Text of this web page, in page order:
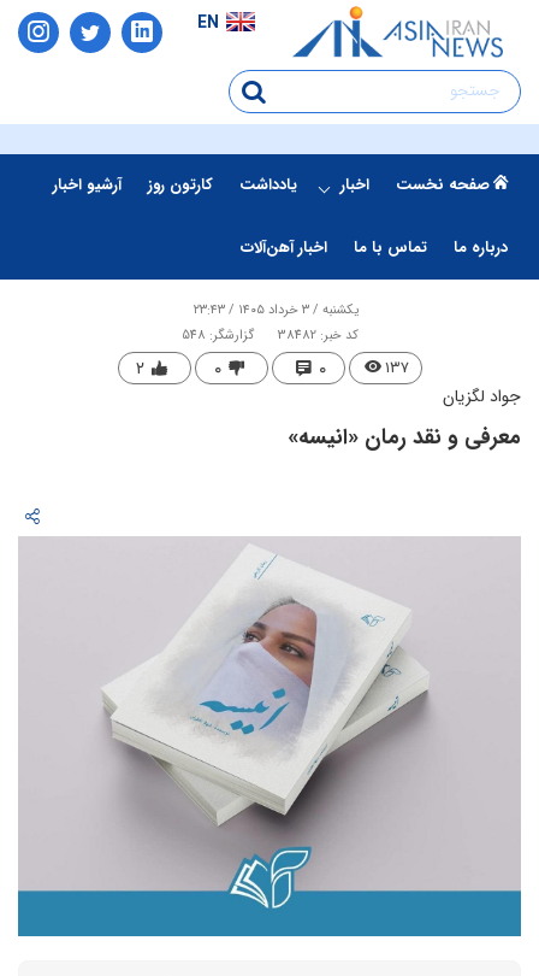
EN
صفحه نخست اخبار یادداشت کارتون روز آرشیو اخبار
درباره ما تماس با ما اخبار آهن‌آلات
یکشنبه / ۳ خرداد ۱۴۰۵ / ۲۳:۴۳
کد خبر: 38482
گزارشگر: 548
۱۳۷ ۰ ۰ ۲
جواد لگزیان
معرفی و نقد رمان «انیسه»